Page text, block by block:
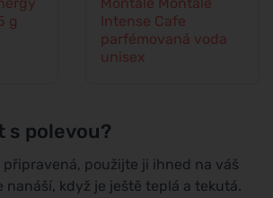
g
Intense Cafe
parfémovaná voda
unisex
s polevou?
použijte ji ihned na váš
nanáší, když je ještě teplá a tekutá.